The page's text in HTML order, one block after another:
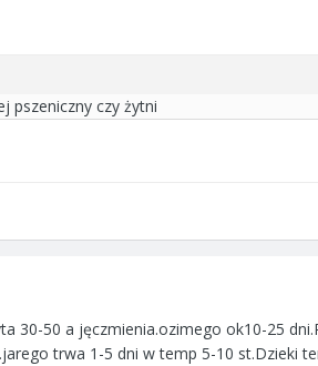
pszeniczny czy żytni
30-50 a jęczmienia.ozimego ok10-25
trwa 1-5 dni w temp 5-10 st.Dzieki